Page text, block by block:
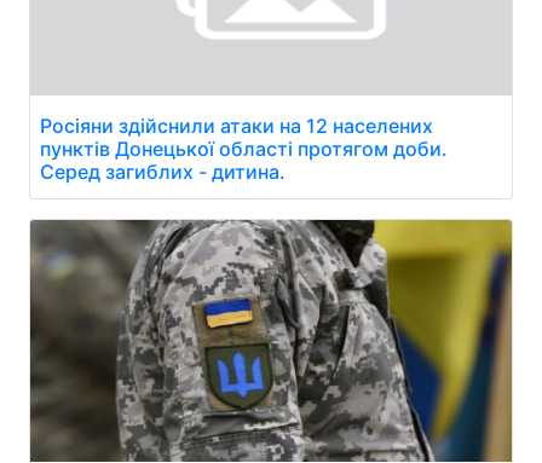
Росіяни здійснили атаки на 12 населених
пунктів Донецької області протягом доби.
Серед загиблих - дитина.